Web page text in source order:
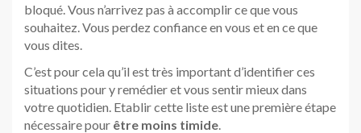
bloqué. Vous n’arrivez pas à accomplir ce que vous
souhaitez. Vous perdez confiance en vous et en ce que
vous dites.
C’est pour cela qu’il est très important d’identifier ces
situations pour y remédier et vous sentir mieux dans
votre quotidien. Etablir cette liste est une première étape
nécessaire pour être moins timide